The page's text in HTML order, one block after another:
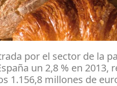
por el sector de la
un 2,8 % en 2013,
1.156,8 millones de